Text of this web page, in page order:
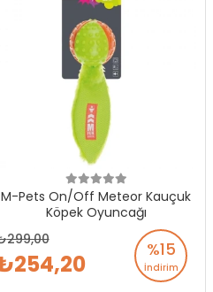
M-Pets On/Off Meteor Kauçuk
Köpek Oyuncağı
%15
İndirim
299,00
254,20